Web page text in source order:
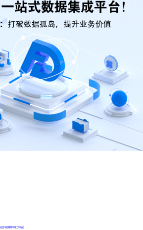
仓库中的两种不同工作方式